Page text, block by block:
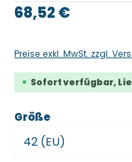
Regulärer Preis:
68,52 €
Preise exkl. MwSt. zzgl.
Sofort verfügbar,
Größeauswählen